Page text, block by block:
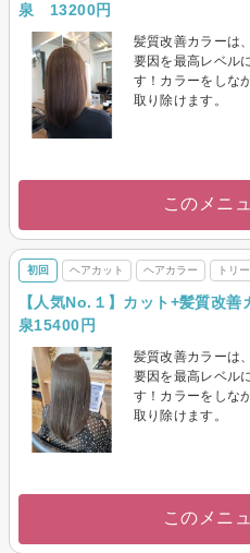
泉 13200円
髪質改善カラーは
要因を最高レベル
す！カラーをしな
取り除けます。
このメニ
初回 ヘアカット ヘアカラー トリ
【人気No.１】カット+髪質改
泉15400円
髪質改善カラーは
要因を最高レベル
す！カラーをしな
取り除けます。
このメニ